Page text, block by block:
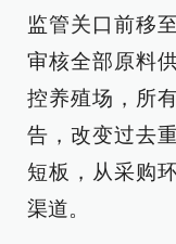
监管关口前移
审核全部原料
控养殖场，所
告，改变过去
短板，从采购
渠道。